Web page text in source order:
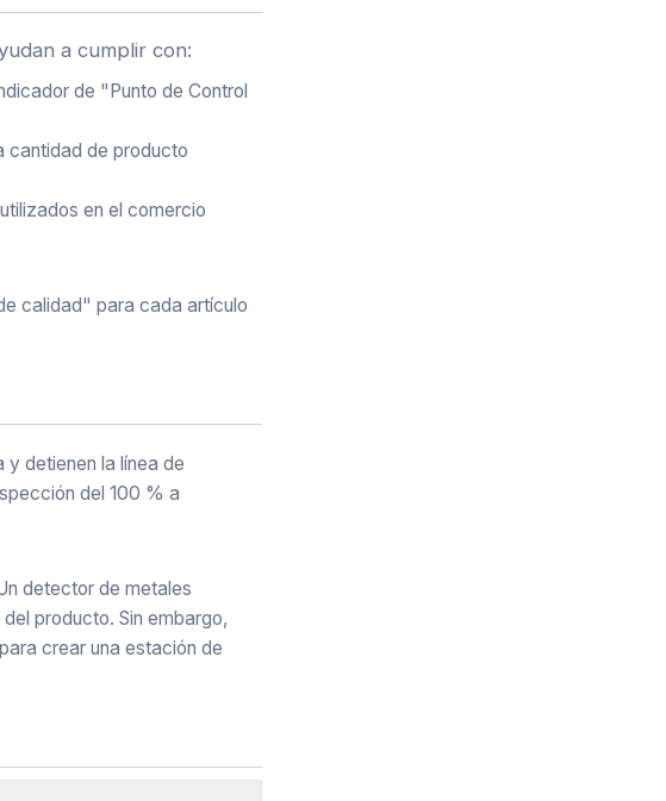
a cumplir con:
de "Punto de Control
cantidad de producto
en el comercio
calidad" para cada artículo
y detienen la línea de
del 100 % a
detector de metales
producto. Sin embargo,
crear una estación de